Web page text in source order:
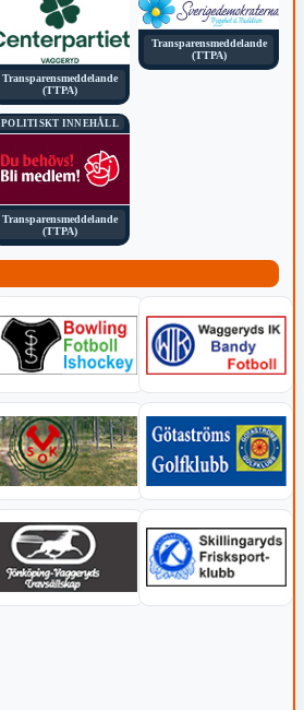
Transparensmeddelande
(TTPA)
Transparensmeddelande
(TTPA)
POLITISKT INNEHÅLL
Transparensmeddelande
(TTPA)